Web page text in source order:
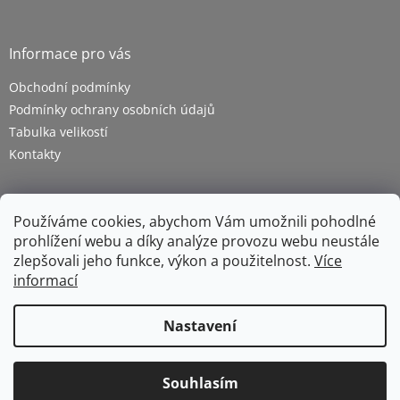
Používáme cookies, abychom Vám umožnili pohodlné
prohlížení webu a díky analýze provozu webu neustále
zlepšovali jeho funkce, výkon a použitelnost. Více
informací
Nastavení
Souhlasím
Informace pro vás
Obchodní podmínky
Podmínky ochrany osobních údajů
Tabulka velikostí
Kontakty
Copyright 2026ZETRA - pracovní oděvy s.r.o.. Všechna
práva vyhrazena.Upravit nastavení cookies